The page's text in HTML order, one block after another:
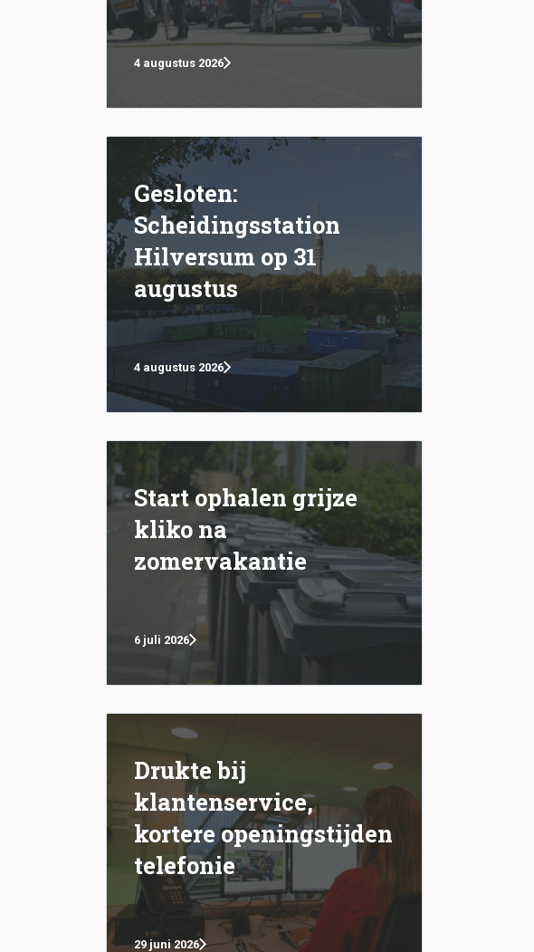
4 augustus 2026
Gesloten:
Scheidingsstation
Hilversum op 31
augustus
4 augustus 2026
Start ophalen grijze
kliko na
zomervakantie
6 juli 2026
Drukte bij
klantenservice,
kortere openingstijden
telefonie
29 juni 2026